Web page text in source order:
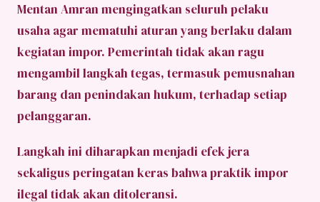
Mentan Amran mengingatkan seluruh pelaku
usaha agar mematuhi aturan yang berlaku dalam
kegiatan impor. Pemerintah tidak akan ragu
mengambil langkah tegas, termasuk pemusnahan
barang dan penindakan hukum, terhadap setiap
pelanggaran.
Langkah ini diharapkan menjadi efek jera
sekaligus peringatan keras bahwa praktik impor
ilegal tidak akan ditoleransi.